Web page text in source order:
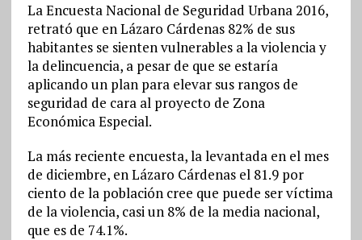
La Encuesta Nacional de Seguridad Urbana 2016,
retrató que en Lázaro Cárdenas 82% de sus
habitantes se sienten vulnerables a la violencia y
la delincuencia, a pesar de que se estaría
aplicando un plan para elevar sus rangos de
seguridad de cara al proyecto de Zona
Económica Especial.
La más reciente encuesta, la levantada en el mes
de diciembre, en Lázaro Cárdenas el 81.9 por
ciento de la población cree que puede ser víctima
de la violencia, casi un 8% de la media nacional,
que es de 74.1%.